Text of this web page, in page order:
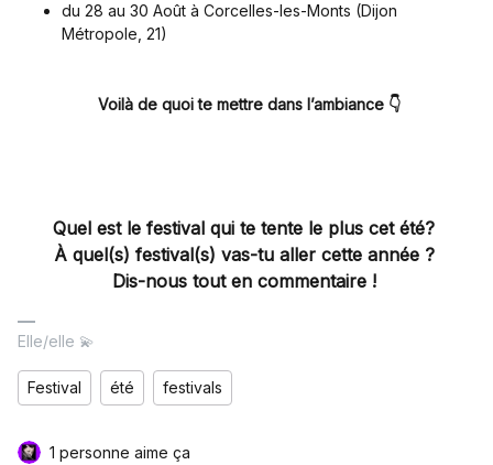
du 28 au 30 Août à Corcelles-les-Monts (Dijon
Métropole, 21)
Voilà de quoi te mettre dans l’ambiance 👇
Quel est le festival qui te tente le plus cet été?
À quel(s) festival(s) vas-tu aller cette année ?
Dis-nous tout en commentaire !
Elle/elle 💫
Festival été festivals
1 personne aime ça